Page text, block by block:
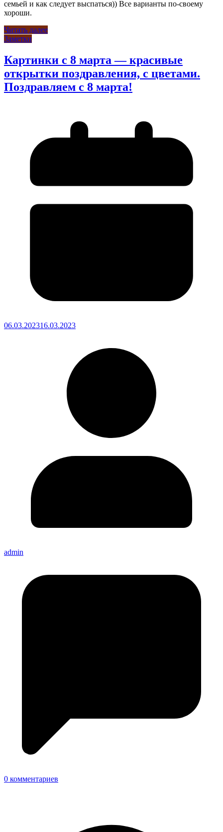
семьей и как следует выспаться)) Все варианты по-своему
хороши.
Читать далее
Заметки
Картинки с 8 марта — красивые
открытки поздравления, с цветами.
Поздравляем с 8 марта!
06.03.202316.03.2023
admin
0 комментариев